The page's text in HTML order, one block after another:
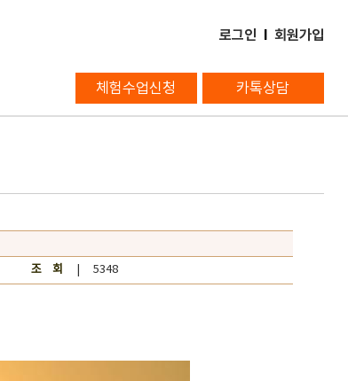
로그인 l 회원가입
체험수업신청 카톡상담
조 회 | 5348